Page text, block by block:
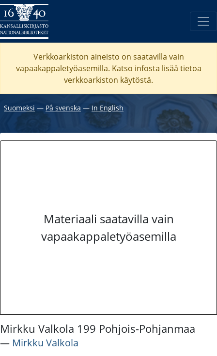
Verkkoarkiston aineisto on saatavilla vain
vapaakappaletyöasemilla. Katso infosta lisää tietoa
verkkoarkiston käytöstä.
Suomeksi ― På svenska ― In English
Materiaali saatavilla vain
vapaakappaletyöasemilla
Mirkku Valkola 199 Pohjois-Pohjanmaa
― Mirkku Valkola